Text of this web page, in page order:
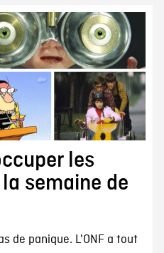
les
semaine de
de panique. L'ONF a tout